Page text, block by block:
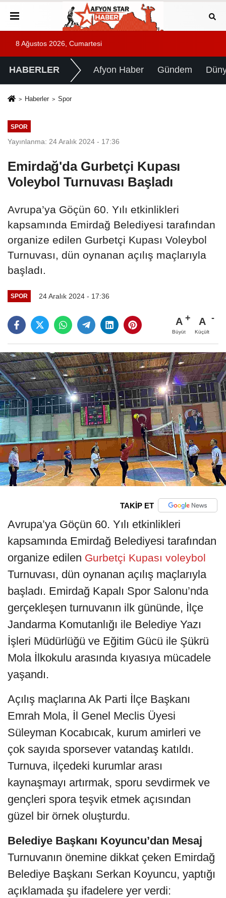
8 Ağustos 2026, Cumartesi
HABERLER Afyon Haber Gündem
Haberler Spor
SPOR
Yayınlanma: 24 Aralık 2024 - 17:36
Emirdağ'da Gurbetçi Kupası
Voleybol Turnuvası Başladı
Avrupa’ya Göçün 60. Yılı etkinlikleri
kapsamında Emirdağ Belediyesi tarafından
organize edilen Gurbetçi Kupası Voleybol
Turnuvası, dün oynanan açılış maçlarıyla
başladı.
SPOR 24 Aralık 2024 - 17:36
A
Büyüt
A
Küçült
TAKİP ET
Avrupa’ya Göçün 60. Yılı etkinlikleri
kapsamında Emirdağ Belediyesi tarafından
organize edilen Gurbetçi Kupası voleybol
Turnuvası, dün oynanan açılış maçlarıyla
başladı. Emirdağ Kapalı Spor Salonu’nda
gerçekleşen turnuvanın ilk gününde, İlçe
Jandarma Komutanlığı ile Belediye Yazı
İşleri Müdürlüğü ve Eğitim Gücü ile Şükrü
Mola İlkokulu arasında kıyasıya mücadele
yaşandı.
Açılış maçlarına Ak Parti İlçe Başkanı
Emrah Mola, İl Genel Meclis Üyesi
Süleyman Kocabıcak, kurum amirleri ve
çok sayıda sporsever vatandaş katıldı.
Turnuva, ilçedeki kurumlar arası
kaynaşmayı artırmak, sporu sevdirmek ve
gençleri spora teşvik etmek açısından
güzel bir örnek oluşturdu.
Belediye Başkanı Koyuncu’dan Mesaj
Turnuvanın önemine dikkat çeken Emirdağ
Belediye Başkanı Serkan Koyuncu, yaptığı
açıklamada şu ifadelere yer verdi: